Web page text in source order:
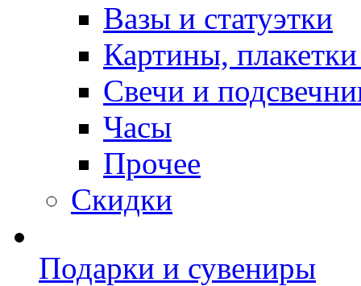
Вазы и статуэтки
Картины,
Свечи и
Часы
Прочее
Скидки
Подарки и сувениры